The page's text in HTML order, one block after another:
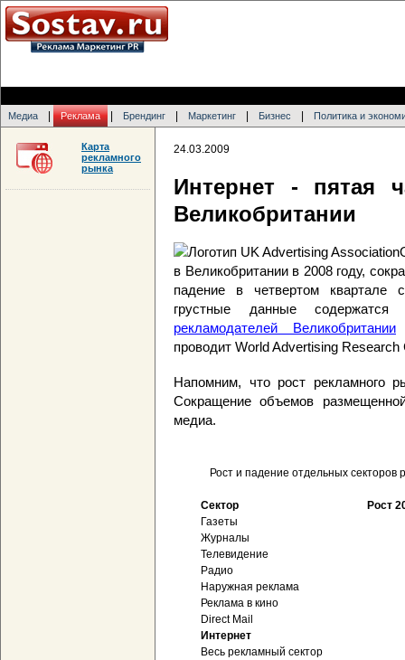
Медиа Реклама Брендинг Маркетинг Бизнес Политика и
24.03.2009
Интернет - пятая
Великобритании
в Великобритании в 2008 году,
падение в четвертом квартале
грустные данные
рекламодателей Великобритании
проводит World Advertising Research
Напомним, что рост рекламного
Сокращение объемов
медиа.
Рост и падение отдельных секторов
Сектор
Рост
Газеты
Журналы
Телевидение
Радио
Наружная реклама
Реклама в кино
Direct Mail
Интернет
Весь рекламный сектор
Карта
рекламного
рынка